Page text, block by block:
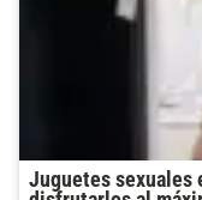
Juguetes sexuales